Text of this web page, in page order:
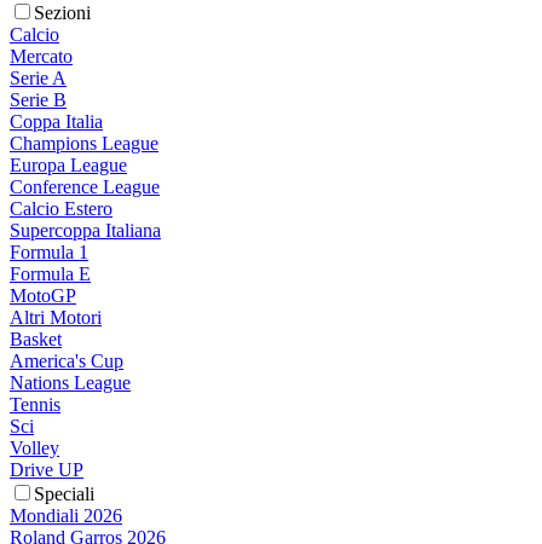
Sezioni
Calcio
Mercato
Serie A
Serie B
Coppa Italia
Champions League
Europa League
Conference League
Calcio Estero
Supercoppa Italiana
Formula 1
Formula E
MotoGP
Altri Motori
Basket
America's Cup
Nations League
Tennis
Sci
Volley
Drive UP
Speciali
Mondiali 2026
Roland Garros 2026